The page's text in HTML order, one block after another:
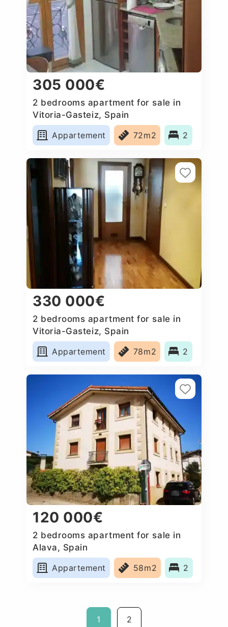
305 000€
2 bedrooms apartment for sale in
Vitoria-Gasteiz, Spain
Appartement
72m2 2
330 000€
2 bedrooms apartment for sale in
Vitoria-Gasteiz, Spain
Appartement
78m2 2
120 000€
2 bedrooms apartment for sale in
Alava, Spain
Appartement
58m2 2
1 2